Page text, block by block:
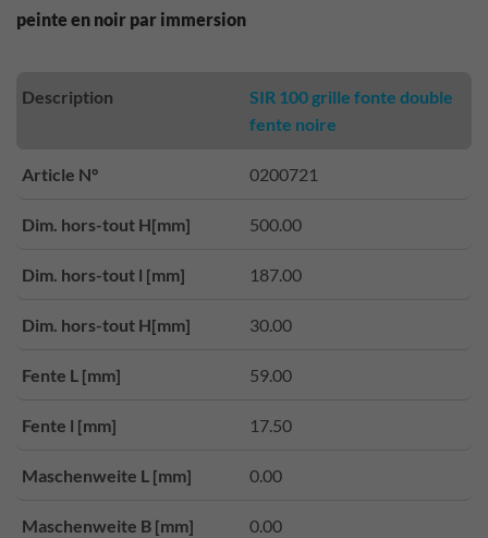
peinte en noir par immersion
Description
SIR 100 grille fonte double
fente noire
Article N° 0200721
Dim. hors-tout H[mm] 500.00
Dim. hors-tout l [mm] 187.00
Dim. hors-tout H[mm] 30.00
Fente L [mm] 59.00
Fente l [mm] 17.50
Maschenweite L [mm] 0.00
Maschenweite B [mm] 0.00